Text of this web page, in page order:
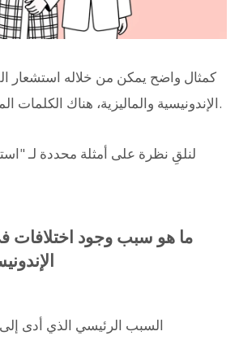
كمثال واضح يمكن من خلاله استشعار
الإندونيسية والماليزية، هناك الكلمات المستخدمة يومياً بكثرة.
لنلقِ نظرة على أمثلة محددة لـ
ما هو سبب وجود اختلافات
السبب الرئيسي الذي أدى